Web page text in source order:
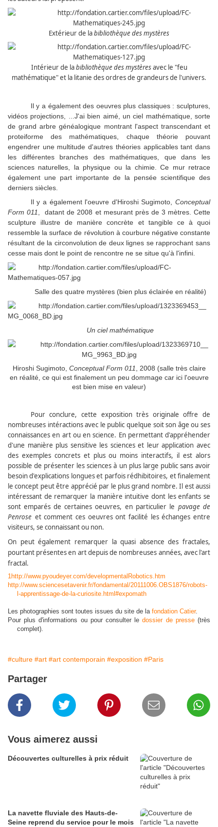
Extérieur de labibliothèque des mystères
Intérieur de labibliothèque des mystèresavec le "feu
mathématique" et la litanie des ordres de grandeurs de l'univers.
Il y a également des oeuvres plus classiques : sculptures,
vidéos projections, ...J'ai bien aimé, un ciel mathématique, sorte
de grand arbre généalogique montrant l'aspect transcendant et
proteiforme des mathématiques, chaque théorie pouvant
engendrer une multitude d'autres théories applicables tant dans
les différentes branches des mathématiques, que dans les
sciences naturelles, la physique ou la chimie. Ce mur retrace
également une part importante de la pensée scientifique des
derniers siècles.
Il y a également l'oeuvre d'Hiroshi Sugimoto, Conceptual
Form 011, datant de 2008 et mesurant près de 3 mètres. Cette
sculpture illustre de manière concrète et tangible ce à quoi
ressemble la surface de révolution à courbure négative constante
résultant de la circonvolution de deux lignes se rapprochant sans
cesse mais dont le point de rencontre ne se situe qu'à l'infini.
Salle des quatre mystères (bien plus éclairée en réalité)
Un ciel mathématique
Hiroshi Sugimoto, Conceptual Form 011 , 2008 (salle très claire
en réalité, ce qui est finalement un peu dommage car ici l'oeuvre
est bien mise en valeur)
Pour conclure, cette exposition très originale offre de
nombreuses intéractions avec le public quelque soit son âge ou ses
connaissances en art ou en science. En permettant d'appréhender
d'une manière plus sensitive les sciences et leur application avec
des exemples concrets et plus ou moins interactifs, il est alors
possible de présenter les sciences à un plus large public sans avoir
besoin d'explications longues et parfois rédhibitoires, et finalement
le concept peut être apprécié par le plus grand nombre. Il est aussi
intéressant de remarquer la manière intuitive dont les enfants se
sont emparés de certaines oeuvres, en particulier le pavage de
Penrose et comment ces oeuvres ont facilité les échanges entre
visiteurs, se connaissant ou non.
On peut également remarquer la quasi absence des fractales,
pourtant présentes en art depuis de nombreuses années, avec l'art
fractal.
1http://www.pyoudeyer.com/developmentalRobotics.htm
http://www.sciencesetavenir.fr/fondamental/20111006.OBS1876/robots-
l-apprentissage-de-la-curiosite.html#expomath
Les photographies sont toutes issues du site de la fondation Catier.
Pour plus d'informations ou pour consulter ledossier de presse(très
complet).
#culture #art #art contemporain #exposition #Paris
Partager
Vous aimerez aussi
Découvertes culturelles à prix réduit
La navette fluviale des Hauts-de-
Seine reprend du service pour le mois